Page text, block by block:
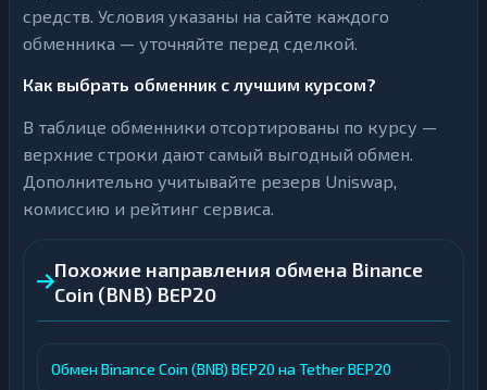
средств. Условия указаны на сайте каждого
обменника — уточняйте перед сделкой.
Как выбрать обменник с лучшим курсом?
В таблице обменники отсортированы по курсу —
верхние строки дают самый выгодный обмен.
Дополнительно учитывайте резерв Uniswap,
комиссию и рейтинг сервиса.
Похожие направления обмена Binance
Coin (BNB) BEP20
Обмен Binance Coin (BNB) BEP20 на Tether BEP20